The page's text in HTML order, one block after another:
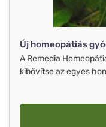
Új homeopátiás
A Remedia
kibővítse az egyes